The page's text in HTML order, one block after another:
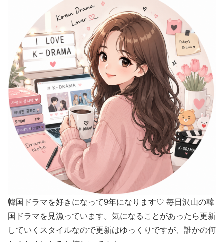
韓国ドラマを好きになって9年になります♡ 毎日沢山の韓
国ドラマを見漁っています。気になることがあったら更新
していくスタイルなので更新はゆっくりですが、誰かの何